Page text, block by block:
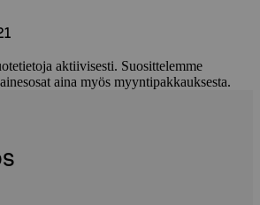
aktiivisesti. Suosittelemme
aina myös myyntipakkauksesta.